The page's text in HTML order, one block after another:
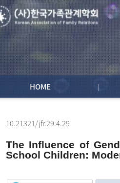
HOME
10.21321/jfr.29.4.29
The Influence of
School Children: